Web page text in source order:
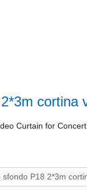
cortina
sfondo P18 2*3m